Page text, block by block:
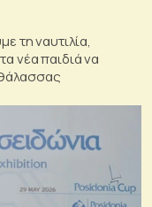
τη ναυτιλία,
νέα παιδιά να